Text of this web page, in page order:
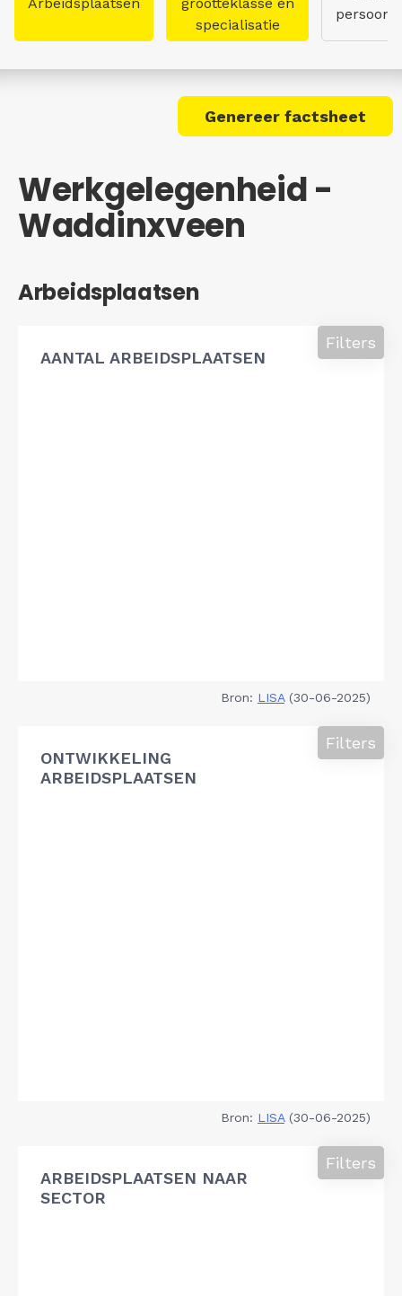
specialisatie
Genereer factsheet
Werkgelegenheid -
Waddinxveen
Arbeidsplaatsen
AANTAL ARBEIDSPLAATSEN
Filters
Bron: LISA(30-06-2025)
ONTWIKKELING
ARBEIDSPLAATSEN
Filters
Bron: LISA(30-06-2025)
ARBEIDSPLAATSEN NAAR
SECTOR
Filters